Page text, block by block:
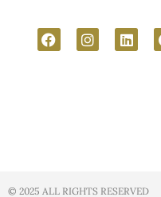
© 2025 ALL RIGHTS RESERVED​